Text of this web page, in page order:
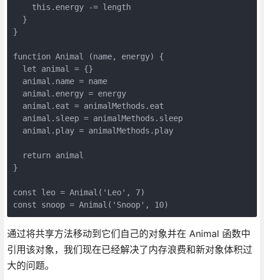
    this.energy -= length
  }
}
function Animal (name, energy) {
  let animal = {}
  animal.name = name
  animal.energy = energy
  animal.eat = animalMethods.eat
  animal.sleep = animalMethods.sleep
  animal.play = animalMethods.play
  return animal
}
const leo = Animal('Leo', 7)
通过将共享方法移动到它们自己的对象并在 Animal 函数中
引用该对象，我们现在已经解决了内存浪费和新对象体积过
大的问题。